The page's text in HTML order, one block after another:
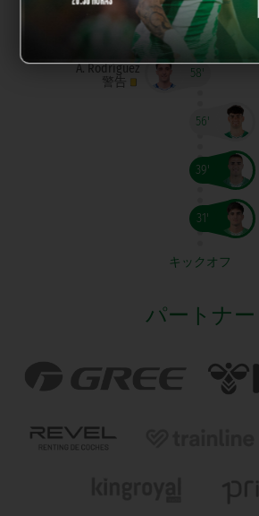
60'
58'
A. Rodríguez
警告
56'
39'
31'
キックオフ
パートナー